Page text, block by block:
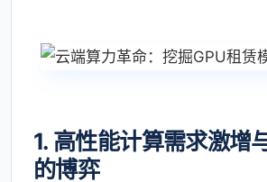
1. 高性能计算需求激增
的博弈